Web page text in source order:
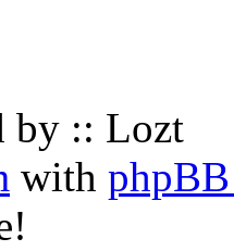
by :: Lozt
with